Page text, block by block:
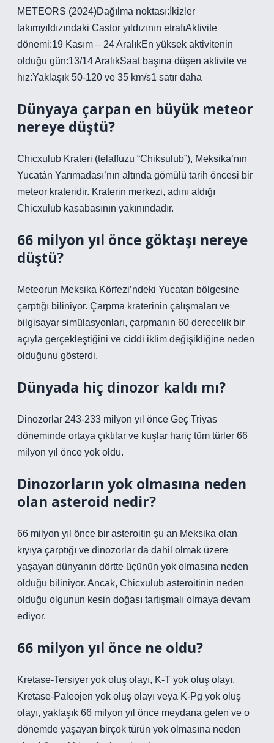
METEORS (2024)Dağılma noktası:İkizler
takımyıldızındaki Castor yıldızının etrafıAktivite
dönemi:19 Kasım – 24 AralıkEn yüksek aktivitenin
olduğu gün:13/14 AralıkSaat başına düşen aktivite ve
hız:Yaklaşık 50-120 ve 35 km/s1 satır daha
Dünyaya çarpan en büyük meteor
nereye düştü?
Chicxulub Krateri (telaffuzu “Chiksulub”), Meksika’nın
Yucatán Yarımadası’nın altında gömülü tarih öncesi bir
meteor krateridir. Kraterin merkezi, adını aldığı
Chicxulub kasabasının yakınındadır.
66 milyon yıl önce göktaşı nereye
düştü?
Meteorun Meksika Körfezi’ndeki Yucatan bölgesine
çarptığı biliniyor. Çarpma kraterinin çalışmaları ve
bilgisayar simülasyonları, çarpmanın 60 derecelik bir
açıyla gerçekleştiğini ve ciddi iklim değişikliğine neden
olduğunu gösterdi.
Dünyada hiç dinozor kaldı mı?
Dinozorlar 243-233 milyon yıl önce Geç Triyas
döneminde ortaya çıktılar ve kuşlar hariç tüm türler 66
milyon yıl önce yok oldu.
Dinozorların yok olmasına neden
olan asteroid nedir?
66 milyon yıl önce bir asteroitin şu an Meksika olan
kıyıya çarptığı ve dinozorlar da dahil olmak üzere
yaşayan dünyanın dörtte üçünün yok olmasına neden
olduğu biliniyor. Ancak, Chicxulub asteroitinin neden
olduğu olgunun kesin doğası tartışmalı olmaya devam
ediyor.
66 milyon yıl önce ne oldu?
Kretase-Tersiyer yok oluş olayı, K-T yok oluş olayı,
Kretase-Paleojen yok oluş olayı veya K-Pg yok oluş
olayı, yaklaşık 66 milyon yıl önce meydana gelen ve o
dönemde yaşayan birçok türün yok olmasına neden